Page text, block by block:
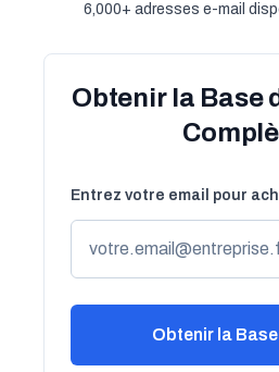
6,000+ adresses e-mail
Obtenir la Base
Entrez votre email pour
Obtenir la